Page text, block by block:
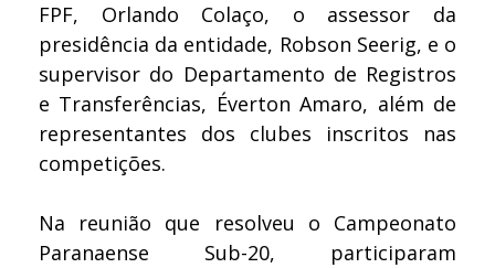
FPF, Orlando Colaço, o assessor da
presidência da entidade, Robson Seerig, e o
supervisor do Departamento de Registros
e Transferências, Éverton Amaro, além de
representantes dos clubes inscritos nas
competições.
Na reunião que resolveu o Campeonato
Paranaense Sub-20, participaram